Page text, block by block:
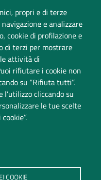
propri e di terze
e analizzare
cookie di profilazione e
di terzi per mostrare
attività di
rifiutare i cookie non
su “Rifiuta tutti”.
l’utilizzo cliccando su
le tue scelte
COOKIE
Varese